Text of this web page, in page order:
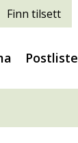
Finn tilsett
Postliste